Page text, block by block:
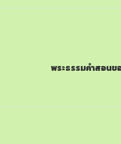
พระธรรมคำสอนข